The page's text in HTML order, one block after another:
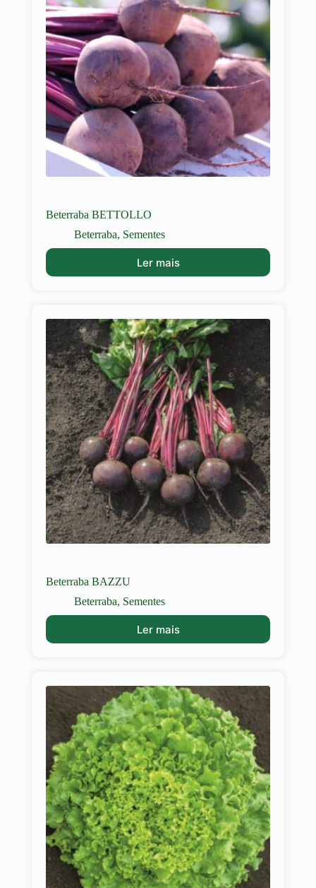
Beterraba BETTOLLO
Beterraba, Sementes
Ler mais
Beterraba BAZZU
Beterraba, Sementes
Ler mais